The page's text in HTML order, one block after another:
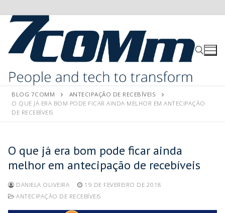
BLOG 7COMM
ANTECIPAÇÃO DE RECEBÍVEIS
O QUE JÁ ERA BOM PODE FICAR AINDA MELHOR EM ANTECIPAÇÃO
DE RECEBÍVEIS
O que já era bom pode ficar ainda
melhor em antecipação de recebíveis
DANIELA OLIVEIRA
19 DE FEVEREIRO DE 2018
ANTECIPAÇÃO DE RECEBÍVEIS